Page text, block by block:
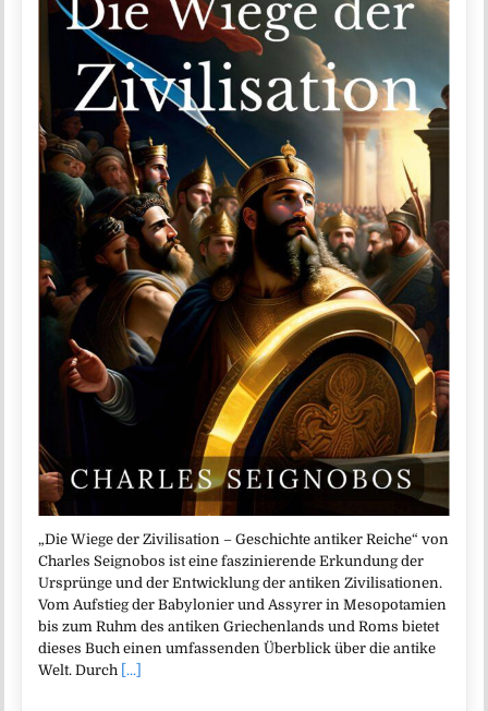
„Die Wiege der Zivilisation – Geschichte antiker Reiche“ von
Charles Seignobos ist eine faszinierende Erkundung der
Ursprünge und der Entwicklung der antiken Zivilisationen.
Vom Aufstieg der Babylonier und Assyrer in Mesopotamien
bis zum Ruhm des antiken Griechenlands und Roms bietet
dieses Buch einen umfassenden Überblick über die antike
Welt. Durch [...]